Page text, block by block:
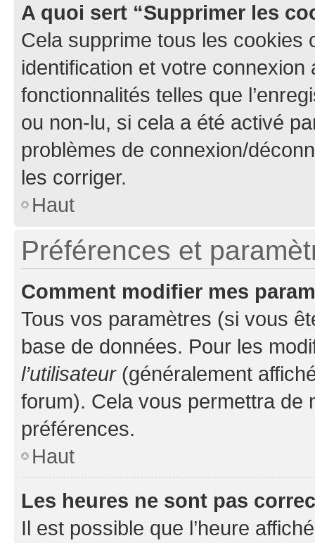
A quoi sert “Supprimer les
Cela supprime tous les cookies
identification et votre
fonctionnalités telles que
ou non-lu, si cela a été activé
problèmes de connexion/
les corriger.
Haut
Préférences et
Comment modifier mes
Tous vos paramètres (si vous
base de données. Pour les
l’utilisateur(généralement
forum). Cela vous permettra de
préférences.
Haut
Les heures ne sont pas
Il est possible que l’heure